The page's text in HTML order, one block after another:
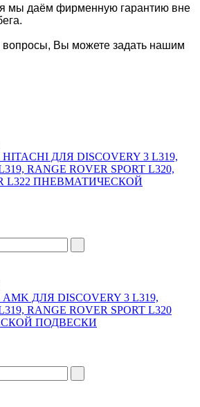
мы даём фирменную гарантию вне
вопросы, Вы можете задать нашим
ДЛЯ DISCOVERY 3 L319,
RANGE ROVER SPORT L320,
L322 ПНЕВМАТИЧЕСКОЙ
ДЛЯ DISCOVERY 3 L319,
RANGE ROVER SPORT L320
ПОДВЕСКИ